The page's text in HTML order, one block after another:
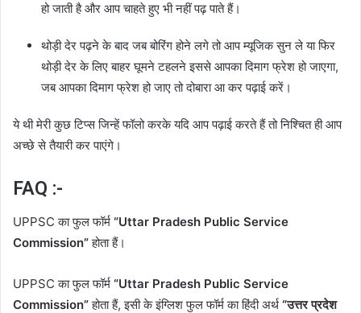
हो जाती है और आप चाहते हुए भी नहीं पढ़ पाते हैं।
थोड़ी देर पढ़ने के बाद जब बोरिंग होने लगे तो आप म्यूजिक सुन ले या फिर
थोड़ी देर के लिए बाहर घूमने टहलने इससे आपका दिमाग फ्रेश हो जाएगा,
जब आपका दिमाग फ्रेश हो जाए तो दोबारा आ कर पढ़ाई करें।
ये थी मेरी कुछ टिप्स जिन्हें फॉलो करके यदि आप पढ़ाई करते हैं तो निश्चित ही आप
अच्छे से तैयारी कर पाएंगे।
FAQ :-
UPPSC का फुल फॉर्म “Uttar Pradesh Public Service
Commission”होता हैं।
UPPSC का फुल फॉर्म “Uttar Pradesh Public Service
Commission”होता हैं, इसी के इंग्लिश फुल फॉर्म का हिंदी अर्थ “उत्तर प्रदेश